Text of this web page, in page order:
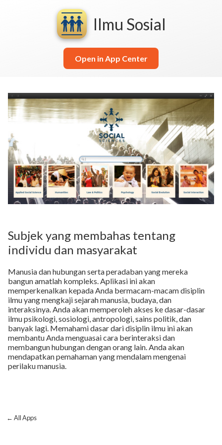
Ilmu Sosial
Open in App Center
Subjek yang membahas tentang
individu dan masyarakat
Manusia dan hubungan serta peradaban yang mereka
bangun amatlah kompleks. Aplikasi ini akan
memperkenalkan kepada Anda bermacam-macam disiplin
ilmu yang mengkaji sejarah manusia, budaya, dan
interaksinya. Anda akan memperoleh akses ke dasar-dasar
ilmu psikologi, sosiologi, antropologi, sains politik, dan
banyak lagi. Memahami dasar dari disiplin ilmu ini akan
membantu Anda menguasai cara berinteraksi dan
membangun hubungan dengan orang lain. Anda akan
mendapatkan pemahaman yang mendalam mengenai
perilaku manusia.
← All Apps